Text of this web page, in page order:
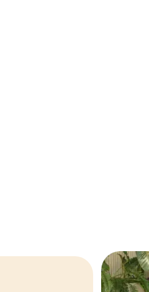
kabels.
aan.
bevestiging.